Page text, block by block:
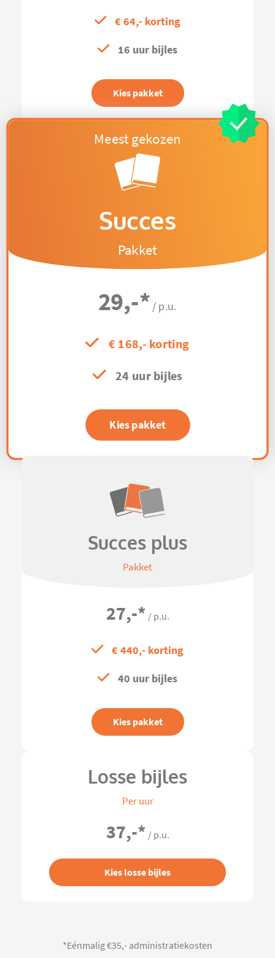
€ 64,- korting
16 uur bijles
Kies pakket
Succes
Pakket
29,-* / p.u.
€ 168,- korting
24 uur bijles
Kies pakket
Succes plus
Pakket
27,-* / p.u.
€ 440,- korting
40 uur bijles
Kies pakket
Losse bijles
Per uur
37,-* / p.u.
Kies losse bijles
*Eénmalig €35,- administratiekosten